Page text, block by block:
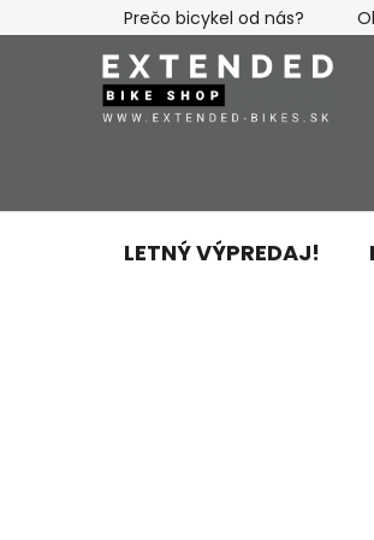
na
Prečo bicykel od nás?
LETNÝ VÝPREDAJ!